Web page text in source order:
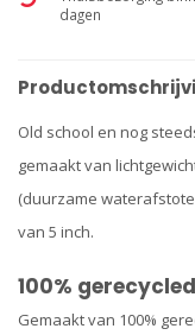
dagen
Old school en nog
gemaakt van
(duurzame
van 5 inch.
100%
Gemaakt van 100%